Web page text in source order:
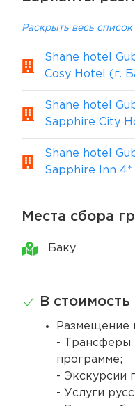
Раскрыть весь список
Shane hotel
Cosy Hotel (г.
Shane hotel
Sapphire City
Shane hotel
Sapphire Inn 4*
Места сбора
Баку
В
Размещение
- Трансферы
программе;
- Экскурсии
- Услуги